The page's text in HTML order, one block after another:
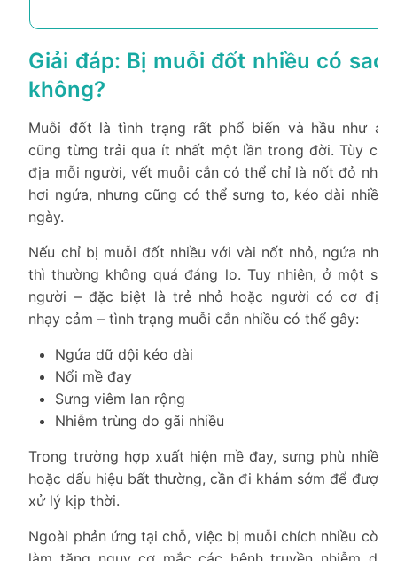
Giải đáp: Bị muỗi đốt nhiều có sao
không?
Muỗi đốt là tình trạng rất phổ biến và hầu như ai
cũng từng trải qua ít nhất một lần trong đời. Tùy cơ
địa mỗi người, vết muỗi cắn có thể chỉ là nốt đỏ nhỏ
hơi ngứa, nhưng cũng có thể sưng to, kéo dài nhiều
ngày.
Nếu chỉ bị muỗi đốt nhiều với vài nốt nhỏ, ngứa nhẹ
thì thường không quá đáng lo. Tuy nhiên, ở một số
người – đặc biệt là trẻ nhỏ hoặc người có cơ địa
nhạy cảm – tình trạng muỗi cắn nhiều có thể gây:
Ngứa dữ dội kéo dài
Nổi mề đay
Sưng viêm lan rộng
Nhiễm trùng do gãi nhiều
Trong trường hợp xuất hiện mề đay, sưng phù nhiều
hoặc dấu hiệu bất thường, cần đi khám sớm để được
xử lý kịp thời.
Ngoài phản ứng tại chỗ, việc bị muỗi chích nhiều còn